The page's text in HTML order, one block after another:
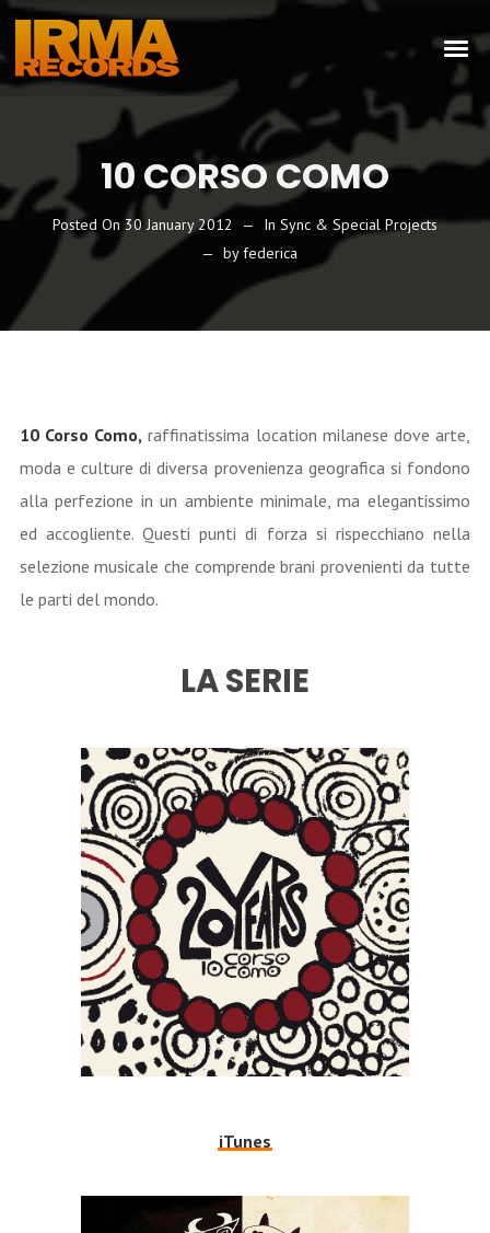
10 CORSO COMO
Posted On 30 January 2012 In Sync & Special Projects
byfederica
10 Corso Como, raffinatissima location milanese dove arte,
moda e culture di diversa provenienza geografica si fondono
alla perfezione in un ambiente minimale, ma elegantissimo
ed accogliente. Questi punti di forza si rispecchiano nella
selezione musicale che comprende brani provenienti da tutte
le parti del mondo.
LA SERIE
iTunes